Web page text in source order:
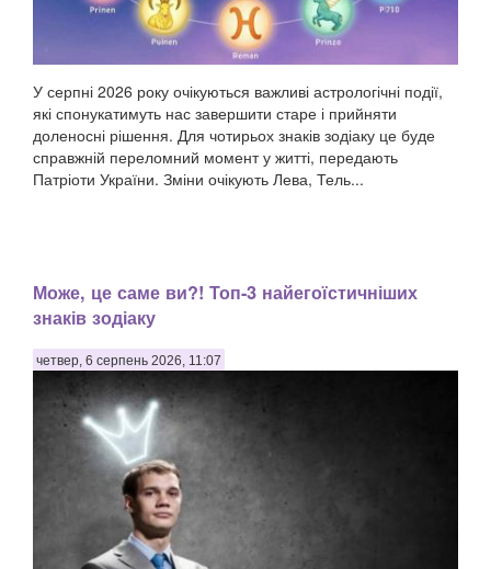
У серпні 2026 року очікуються важливі астрологічні події,
які спонукатимуть нас завершити старе і прийняти
доленосні рішення. Для чотирьох знаків зодіаку це буде
справжній переломний момент у житті, передають
Патріоти України. Зміни очікують Лева, Тель...
Може, це саме ви?! Топ-3 найегоїстичніших
знаків зодіаку
четвер, 6 серпень 2026, 11:07